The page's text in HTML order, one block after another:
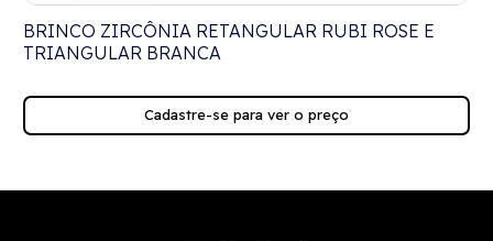
BRINCO ZIRCÔNIA RETANGULAR RUBI ROSE E
TRIANGULAR BRANCA
Cadastre-se para ver o preço